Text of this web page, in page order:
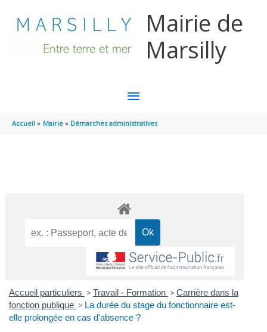
Mairie de
Marsilly
MENU
PRINCIPAL
Accueil Mairie Démarches administratives
Accueil particuliers > Travail - Formation > Carrière dans la
fonction publique > La durée du stage du fonctionnaire est-
elle prolongée en cas d'absence ?